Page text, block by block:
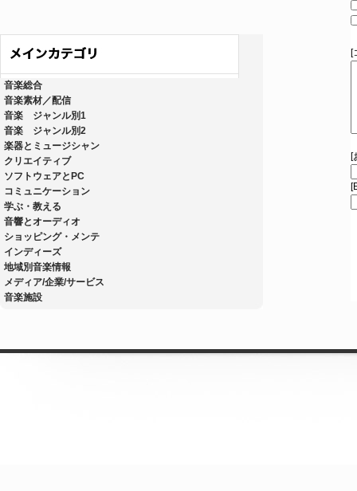
音楽総合
音楽素材／配信
音楽 ジャンル別1
音楽 ジャンル別2
楽器とミュージシャン
クリエイティブ
ソフトウェアとPC
コミュニケーション
学ぶ・教える
音響とオーディオ
ショッピング・メンテ
インディーズ
地域別音楽情報
メディア/企業/サービス
音楽施設
[
[